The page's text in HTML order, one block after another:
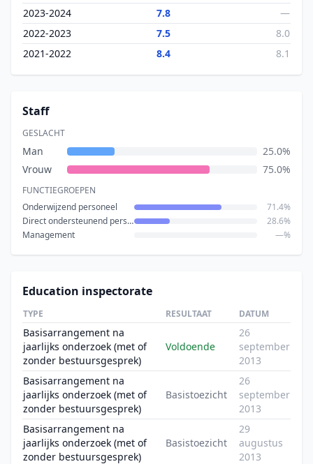
2023-2024 7.8
—
2022-2023
7.5
8.0
2021-2022
8.4 8.1
Staff
GESLACHT
Man
25.0%
Vrouw
75.0%
FUNCTIEGROEPEN
Onderwijzend personeel
71.4%
Direct ondersteunend personeel
28.6%
Management
—%
Education inspectorate
TYPE RESULTAAT DATUM
Basisarrangement na
jaarlijks onderzoek (met of
zonder bestuursgesprek)
Voldoende
26
september
2013
Basisarrangement na
jaarlijks onderzoek (met of
zonder bestuursgesprek)
Basistoezicht
26
september
2013
Basisarrangement na
jaarlijks onderzoek (met of
zonder bestuursgesprek)
Basistoezicht
29
augustus
2013